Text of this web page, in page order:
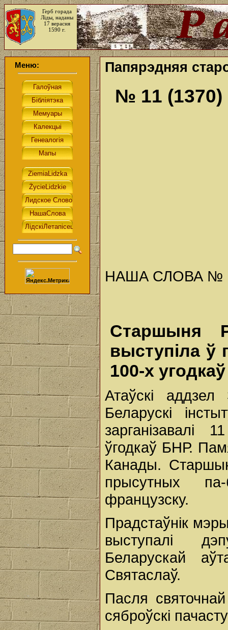
Герб горада
Ліды, наданы
17 верасня
1590 г.
Меню: Папярэдняя
№ 11 (1370)
НАША СЛОВА № 11
Старшыня
выступіла ў
100-х
Атаўскі
Беларускі
зарганізавалі
ўгодкаў БНР.
Канады.
прысутных
французску.
Прадстаўнік
выступалі
Беларускай
Святаслаў.
Пасля
сяброўскі